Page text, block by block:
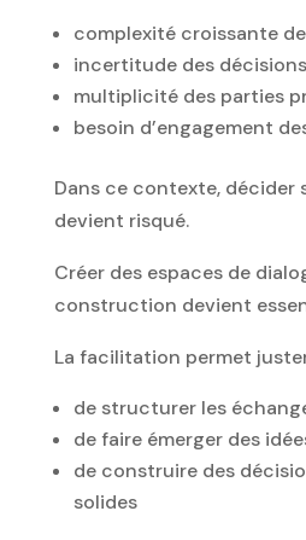
complexité croissante
incertitude des décisions
multiplicité des parties
besoin d’engagement
Dans ce contexte, décider
devient risqué.
Créer des espaces de
construction devient
La facilitation permet
de structurer les
de faire émerger des
de construire des
solides